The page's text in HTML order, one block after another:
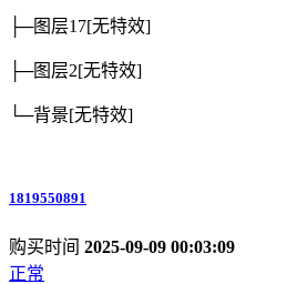
├─图层17[无特效]
├─图层2[无特效]
└─背景[无特效]
1819550891
购买时间 2025-09-09 00:03:09
正常